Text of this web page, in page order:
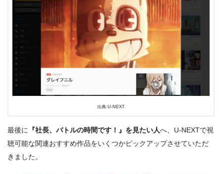
出典:U-NEXT
出典:U-NEXT
最後に 『社長、バトルの時間です！』を見たい人へ、U-NEXTで視
聴可能な関連おすすめ作品をいくつかピックアップさせていただ
きました。